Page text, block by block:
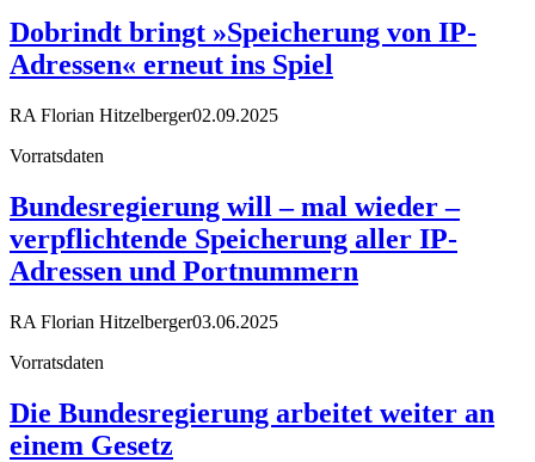
Dobrindt bringt »Speicherung von IP-
Adressen« erneut ins Spiel
RA Florian Hitzelberger02.09.2025
Vorratsdaten
Bundesregierung will – mal wieder –
verpflichtende Speicherung aller IP-
Adressen und Portnummern
RA Florian Hitzelberger03.06.2025
Vorratsdaten
Die Bundesregierung arbeitet weiter an
einem Gesetz